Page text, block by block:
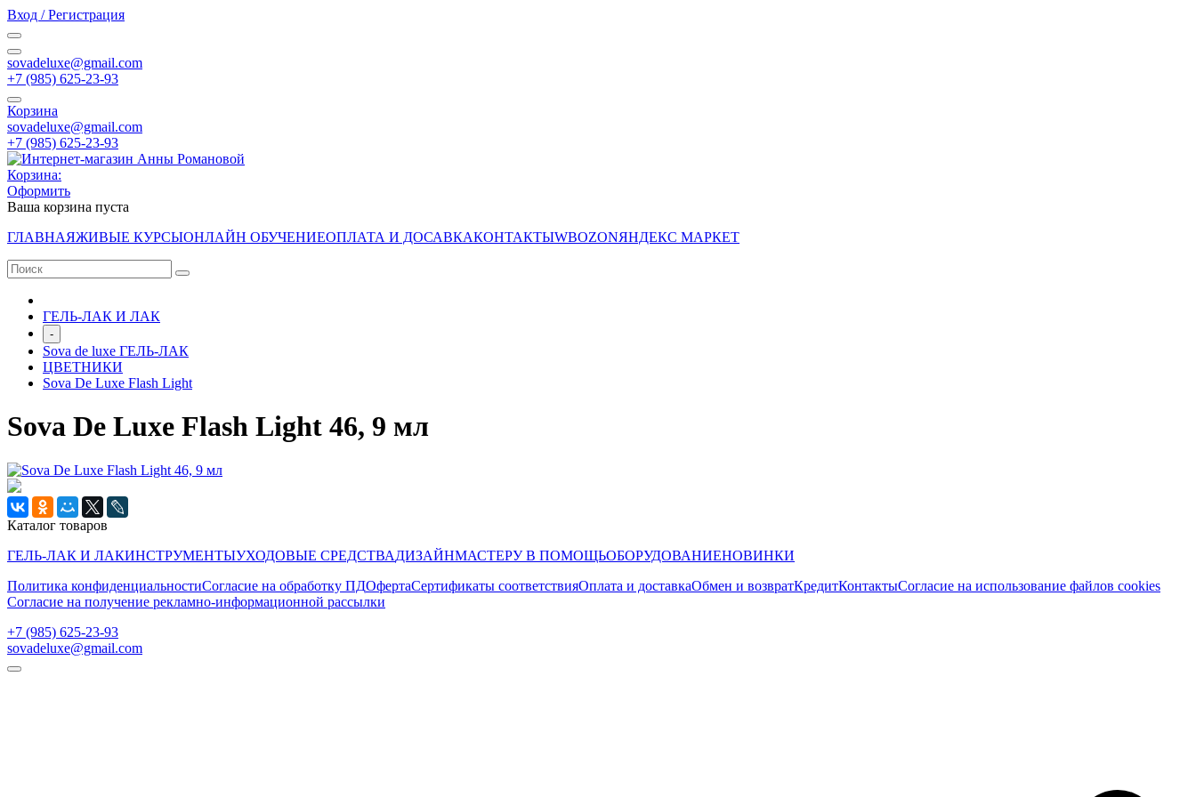
Вход / Регистрация
sovadeluxe@gmail.com
‭+7 (985) 625-23-93‬
Корзина
sovadeluxe@gmail.com
‭+7 (985) 625-23-93‬
Корзина:
Оформить
Ваша корзина пуста
ГЛАВНАЯЖИВЫЕ КУРСЫОНЛАЙН ОБУЧЕНИЕОПЛАТА И ДОСАВКАКОНТАКТЫWBOZONЯНДЕКС МАРКЕТ
ГЕЛЬ-ЛАК И ЛАК
-
Sova de luxe ГЕЛЬ-ЛАК
ЦВЕТНИКИ
Sova De Luxe Flash Light
Sova De Luxe Flash Light 46, 9 мл
Каталог товаров
ГЕЛЬ-ЛАК И ЛАКИНСТРУМЕНТЫУХОДОВЫЕ СРЕДСТВАДИЗАЙНМАСТЕРУ В ПОМОЩЬОБОРУДОВАНИЕНОВИНКИ
Политика конфиденциальностиСогласие на обработку ПДОфертаСертификаты соответствияОплата и доставкаОбмен и возвратКредитКонтактыСогласие на использование файлов cookies
Согласие на получение рекламно-информационной рассылки
‭+7 (985) 625-23-93‬
sovadeluxe@gmail.com